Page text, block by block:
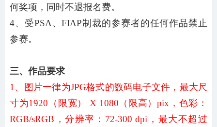
何奖项，同时不退报名费。
4、受PSA、FIAP制裁的参赛者的任何作品禁止
参赛。
三、作品要求
1、图片一律为JPG格式的数码电子文件，最大尺
寸为1920（限宽） X 1080（限高）pix，色彩：
RGB/sRGB，分辨率：72-300 dpi，最大不超过